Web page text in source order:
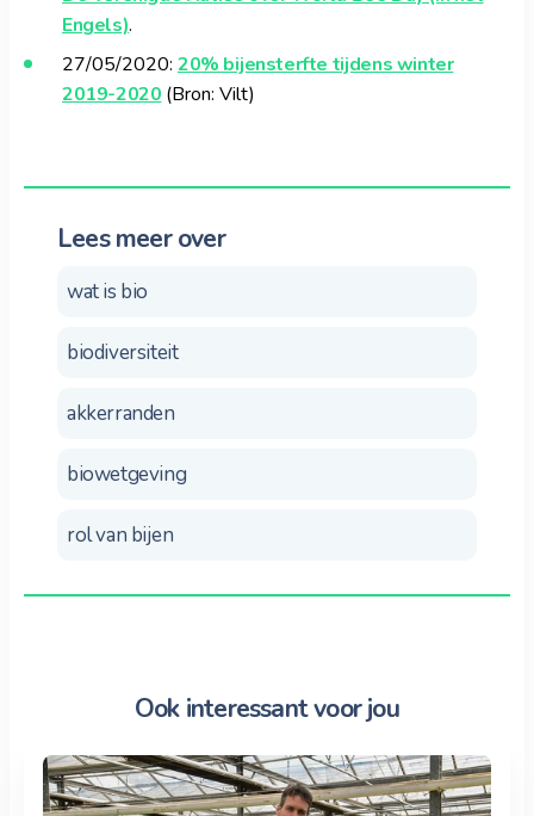
Engels).
27/05/2020: 20% bijensterfte tijdens winter
2019-2020 (Bron: Vilt)
Lees meer over
wat is bio
biodiversiteit
akkerranden
biowetgeving
rol van bijen
Ook interessant voor jou